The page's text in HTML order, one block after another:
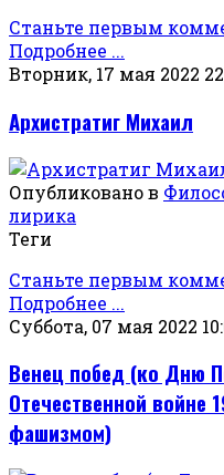
Станьте первым
Подробнее ...
Вторник, 17 мая 2022
Архистратиг Михаил
Опубликовано в
лирика
Теги
Станьте первым
Подробнее ...
Суббота, 07 мая 2022
Венец побед (ко Дню
Отечественной войне
фашизмом)